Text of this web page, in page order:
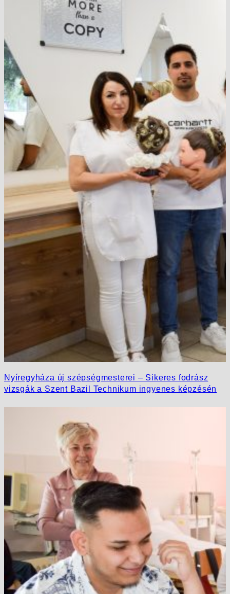
Nyíregyháza új szépségmesterei – Sikeres fodrász
vizsgák a Szent Bazil Technikum ingyenes képzésén